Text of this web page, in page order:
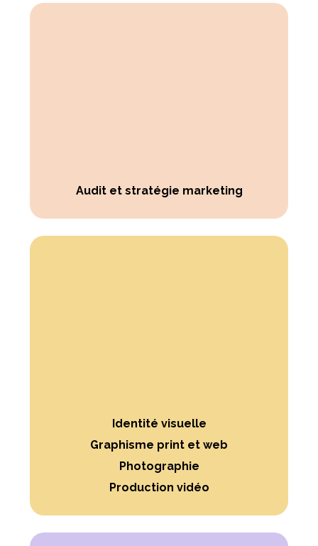
Audit et stratégie marketing
Identité visuelle
Graphisme print et web
Photographie
Production vidéo